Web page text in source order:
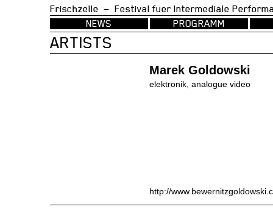
Frischzelle — Festival fuer
NEWS
PROGRAMM
ARTISTS
Marek Goldowski
elektronik, analogue video
http://